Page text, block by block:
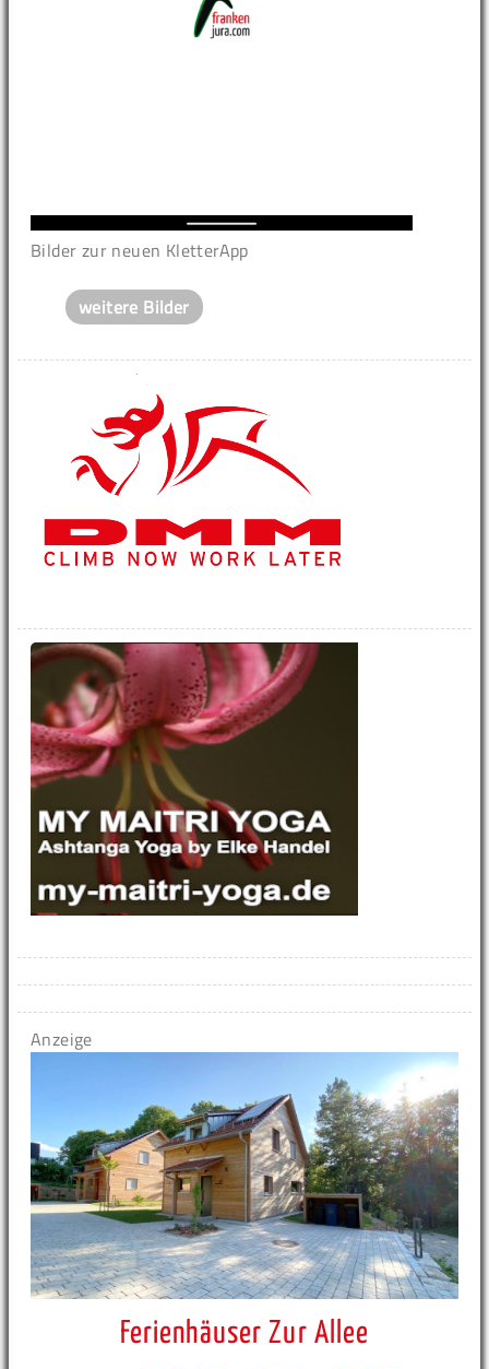
Bilder zur neuen KletterApp
weitere Bilder
Anzeige
Ferienhäuser Zur Allee